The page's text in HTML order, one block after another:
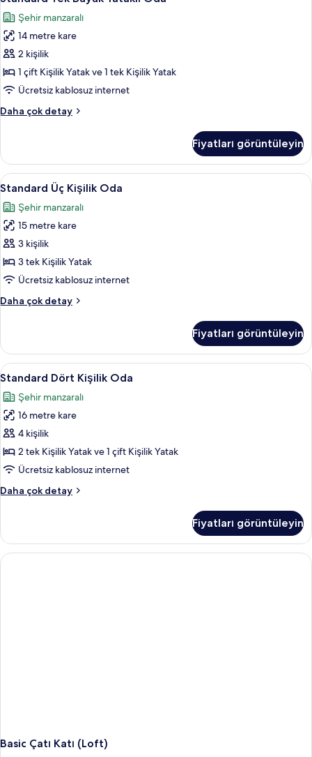
Tek
Büyük
Yataklı
Oda
için
tüm
görün
Şehir manzaralı
14 metre kare
2 kişilik
1 çift Kişilik Yatak ve 1 tek Kişilik Yatak
Ücretsiz kablosuz internet
Daha çok detay
Standard
Oda
hakkında
daha
detay
Fiyatları görüntüleyin
Standard
Üç
Kişilik
Oda
için
tüm
fotoğrafları
Standard Üç Kişilik Oda | Masa,
6
Standard Üç Kişilik Oda
Şehir manzaralı
15 metre kare
3 kişilik
3 tek Kişilik Yatak
Ücretsiz kablosuz internet
Daha çok detay
Standard
hakkında
daha
fazla
Fiyatları görüntüleyin
Standard
Dört
Kişilik
Oda
için
tüm
fotoğrafları
Standard Dört Kişilik Oda | Masa,
6
Standard Dört Kişilik Oda
Şehir manzaralı
16 metre kare
4 kişilik
2 tek Kişilik Yatak ve 1 çift Kişilik Yatak
Ücretsiz kablosuz internet
Daha çok detay
Standard
hakkında
daha
fazla
Fiyatları görüntüleyin
Basic Çatı Katı (Loft)